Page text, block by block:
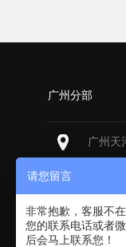
广州分部
广州天
请您留言
非常抱歉，客服不
您的联系电话或者
后会马上联系您！